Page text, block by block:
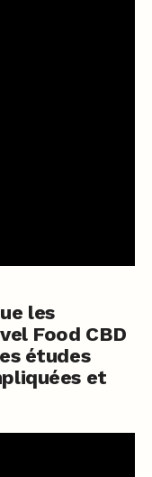
les
Food CBD
études
et